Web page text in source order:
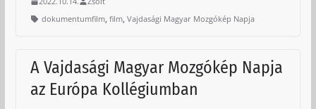
dokumentumfilm, film, Vajdasági Magyar Mozgókép Napja
A Vajdasági Magyar Mozgókép Napja
az Európa Kollégiumban